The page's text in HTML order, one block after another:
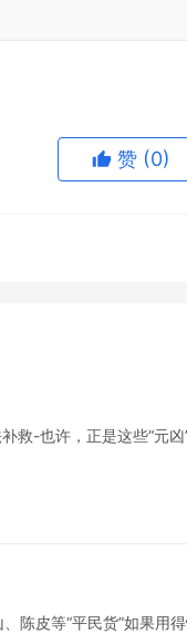
赞 (0)
-也许，正是这些“元凶
皮等“平民货”如果用得